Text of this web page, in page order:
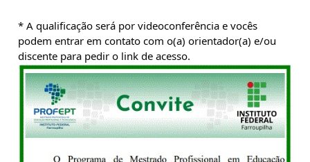
* A qualificação será por videoconferência e vocês
podem entrar em contato com o(a) orientador(a) e/ou
discente para pedir o link de acesso.